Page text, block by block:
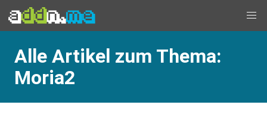
Alle Artikel zum Thema:
Moria2